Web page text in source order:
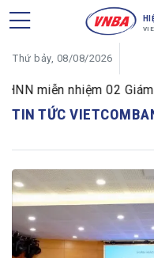
Thứ bảy, 08/08/2026
miễn nhiệm 02 Giám
TIN TỨC